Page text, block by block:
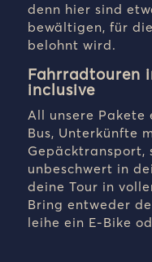
denn hier sind
bewältigen, für
belohnt wird.
Fahrradtouren
inclusive
All unsere
Bus, Unterkünfte
Gepäcktransport,
unbeschwert in
deine Tour in
Bring entweder
leihe ein E-Bike